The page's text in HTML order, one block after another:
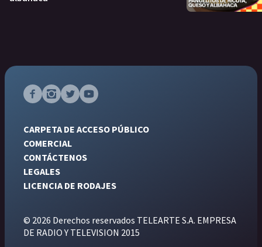
CARPETA DE ACCESO PÚBLICO
COMERCIAL
CONTÁCTENOS
LEGALES
LICENCIA DE RODAJES
© 2026 Derechos reservados TELEARTE S.A. EMPRESA
DE RADIO Y TELEVISION 2015